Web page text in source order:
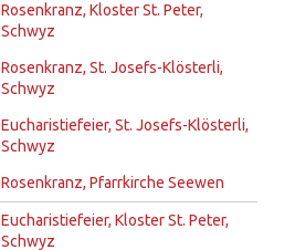
Rosenkranz, Kloster St. Peter,
Schwyz
Rosenkranz, St. Josefs-Klösterli,
Schwyz
Eucharistiefeier, St. Josefs-Klösterli,
Schwyz
Rosenkranz, Pfarrkirche Seewen
Eucharistiefeier, Kloster St. Peter,
Schwyz